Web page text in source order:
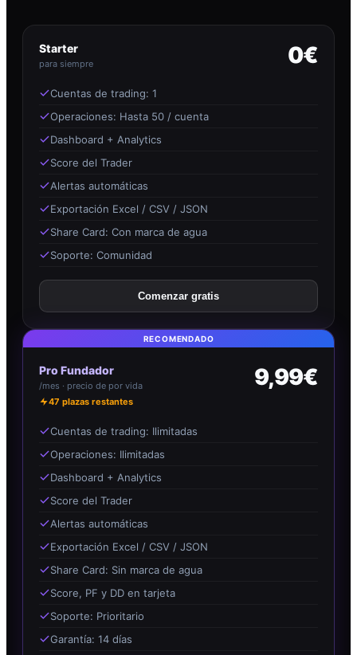
Starter
para siempre 0€
Cuentas de trading: 1
Operaciones: Hasta 50 / cuenta
Dashboard + Analytics
Score del Trader
Alertas automáticas
Exportación Excel / CSV / JSON
Share Card: Con marca de agua
Soporte: Comunidad
Comenzar gratis
RECOMENDADO
Pro Fundador
/mes · precio de por vida
47 plazas restantes
9,99€
Cuentas de trading: Ilimitadas
Operaciones: Ilimitadas
Dashboard + Analytics
Score del Trader
Alertas automáticas
Exportación Excel / CSV / JSON
Share Card: Sin marca de agua
Score, PF y DD en tarjeta
Soporte: Prioritario
Garantía: 14 días